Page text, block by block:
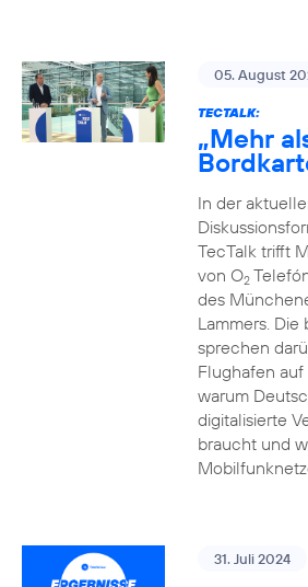
05. August
TECTALK:
„Mehr
In der
TecTalk trifft
von O2
des
Lammers.
sprechen
Flughafen auf
warum
digitalisierte
braucht und
31. Juli 2024